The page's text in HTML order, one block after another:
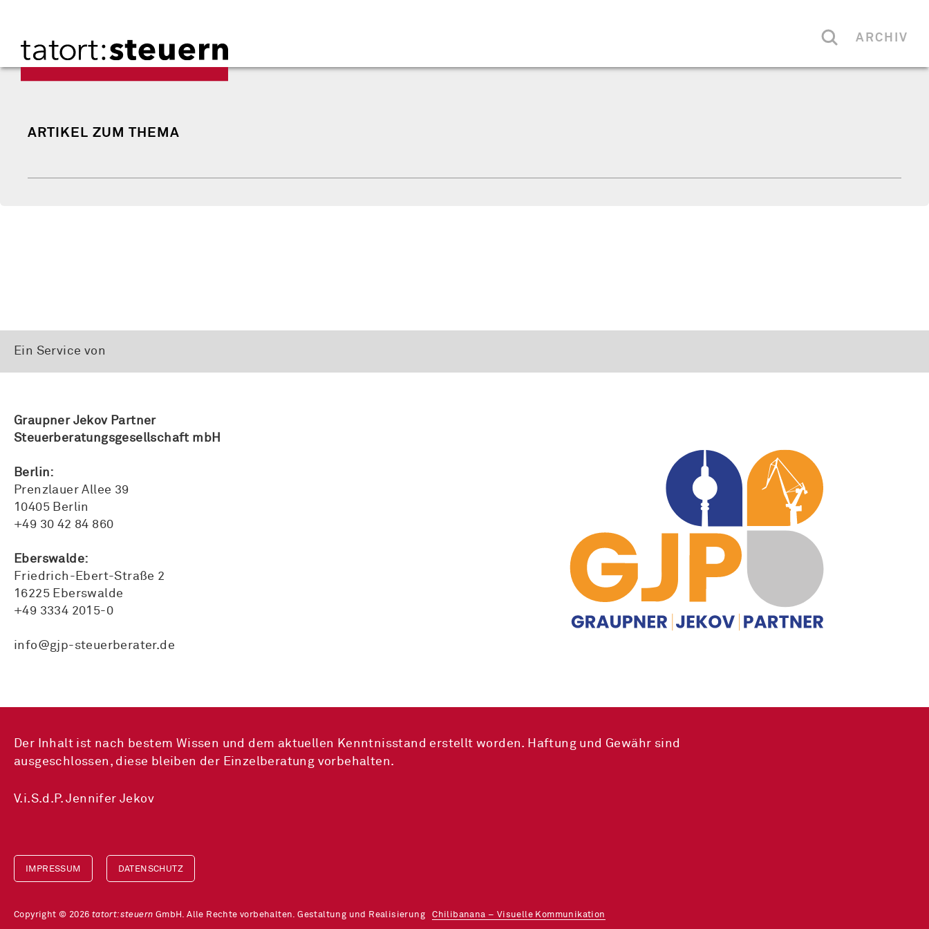
ARCHIV
ARTIKEL ZUM THEMA
Ein Service von
Graupner Jekov Partner
Steuerberatungsgesellschaft mbH
Berlin:
Prenzlauer Allee 39
10405 Berlin
+49 30 42 84 860
Eberswalde:
Friedrich-Ebert-Straße 2
16225 Eberswalde
+49 3334 2015-0
info@gjp-steuerberater.de
Der Inhalt ist nach bestem Wissen und dem aktuellen Kenntnisstand erstellt worden. Haftung und Gewähr sind
ausgeschlossen, diese bleiben der Einzelberatung vorbehalten.
V.i.S.d.P. Jennifer Jekov
IMPRESSUM DATENSCHUTZ
Copyright © 2026 tatort:steuern GmbH. Alle Rechte vorbehalten. Gestaltung und RealisierungChilibanana – Visuelle Kommunikation